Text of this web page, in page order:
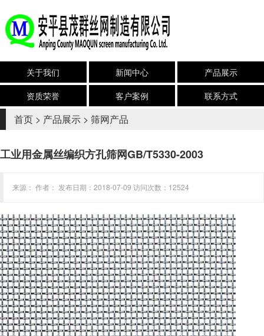
关于我们 新闻中心
产品展示
资质荣誉
客户案例 联系方式
首页 > 产品展示 > 筛网产品
工业用金属丝编织方孔筛网GB/T5330-2003
来源： 作者： 发布日期：2018-07-09 访问次数：12524